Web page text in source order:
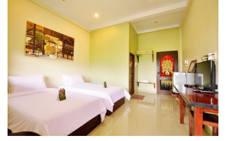
น่านปัว รีสอร์ท
นาเหล่า เก๊าสลี โฮมสเตย์
นาไผ่ปัววิว
บวกบัววิวรีสอร์ท
บ้านกังหัน @ ปัวคอทเทจ
บ้านต้นคูณ